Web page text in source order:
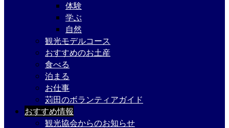
体験
学ぶ
自然
観光モデルコース
おすすめのお土産
食べる
泊まる
お仕事
苅田のボランティアガイド
おすすめ情報
観光協会からのお知らせ